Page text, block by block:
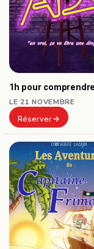
1h pour
LE 21 NOVEMBRE
Réserver